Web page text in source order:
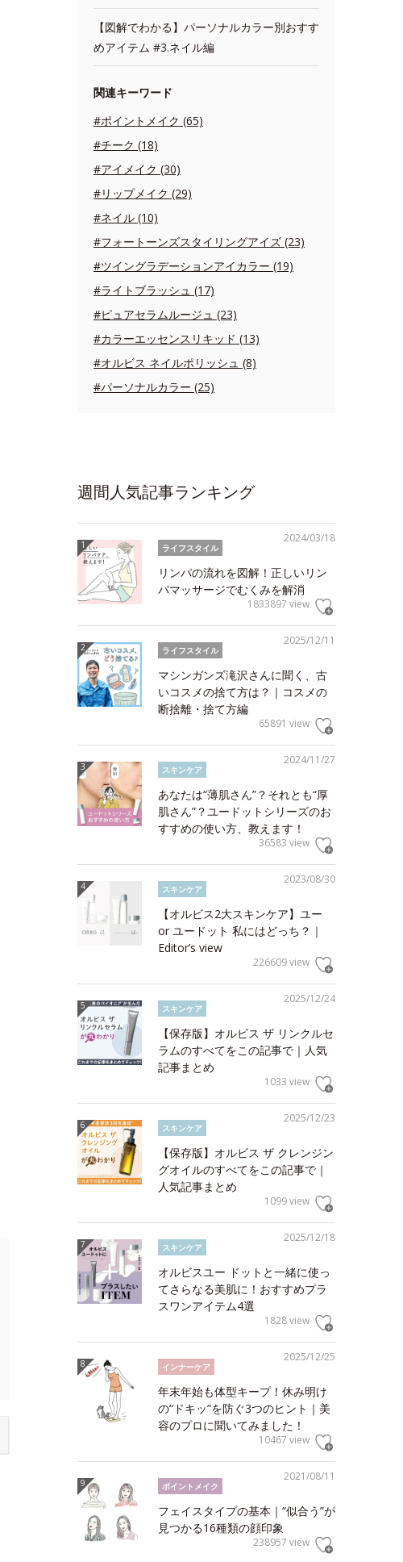
【図解でわかる】パーソナルカラー別おすす
めアイテム #3.ネイル編
関連キーワード
#ポイントメイク (65)
#チーク (18)
#アイメイク (30)
#リップメイク (29)
#ネイル (10)
#フォートーンズスタイリングアイズ (23)
#ツイングラデーションアイカラー (19)
#ライトブラッシュ (17)
#ピュアセラムルージュ (23)
#カラーエッセンスリキッド (13)
#オルビス ネイルポリッシュ (8)
#パーソナルカラー (25)
週間人気記事ランキング
2024/03/18
ライフスタイル
リンパの流れを図解！正しいリン
パマッサージでむくみを解消
1833897 view
2025/12/11
ライフスタイル
マシンガンズ滝沢さんに聞く、古
いコスメの捨て方は？｜コスメの
断捨離・捨て方編
65891 view
2024/11/27
スキンケア
あなたは“薄肌さん”？それとも“厚
肌さん”？ユードットシリーズのお
すすめの使い方、教えます！
36583 view
2023/08/30
スキンケア
【オルビス2大スキンケア】ユー
or ユードット 私にはどっち？｜
Editor’s view
226609 view
2025/12/24
スキンケア
【保存版】オルビス ザ リンクルセ
ラムのすべてをこの記事で｜人気
記事まとめ
1033 view
2025/12/23
スキンケア
【保存版】オルビス ザ クレンジン
グオイルのすべてをこの記事で｜
人気記事まとめ
1099 view
2025/12/18
スキンケア
オルビスユー ドットと一緒に使っ
てさらなる美肌に！おすすめプラ
スワンアイテム4選
1828 view
2025/12/25
インナーケア
年末年始も体型キープ！休み明け
の“ドキッ”を防ぐ3つのヒント｜美
容のプロに聞いてみました！
10467 view
2021/08/11
ポイントメイク
フェイスタイプの基本｜“似合う”が
見つかる16種類の顔印象
238957 view